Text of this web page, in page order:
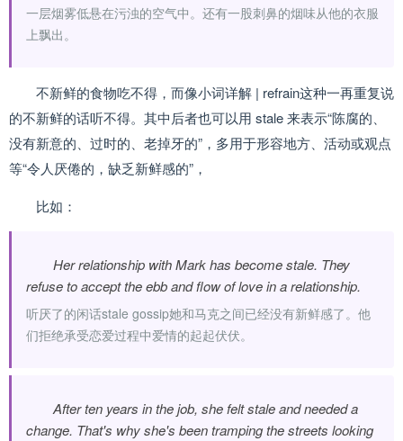
一层烟雾低悬在污浊的空气中。还有一股刺鼻的烟味从他的衣服
上飘出。
不新鲜的食物吃不得，而像小词详解 | refrain这种一再重复说
的不新鲜的话听不得。其中后者也可以用 stale 来表示“陈腐的、
没有新意的、过时的、老掉牙的”，多用于形容地方、活动或观点
等“令人厌倦的，缺乏新鲜感的”，
比如：
Her relationship with Mark has become stale. They
refuse to accept the ebb and flow of love in a relationship.
听厌了的闲话stale gossip她和马克之间已经没有新鲜感了。他
们拒绝承受恋爱过程中爱情的起起伏伏。
After ten years in the job, she felt stale and needed a
change. That's why she's been tramping the streets looking